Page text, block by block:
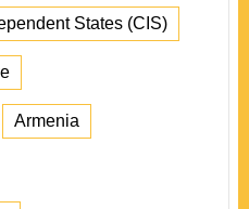
States (CIS)
Armenia